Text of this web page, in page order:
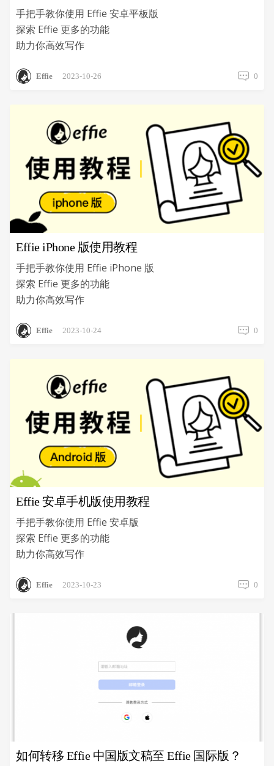
手把手教你使用 Effie 安卓平板版
探索 Effie 更多的功能
助力你高效写作
Effie 2023-10-26 0
Effie iPhone 版使用教程
手把手教你使用 Effie iPhone 版
探索 Effie 更多的功能
助力你高效写作
Effie 2023-10-24 0
Effie 安卓手机版使用教程
手把手教你使用 Effie 安卓版
探索 Effie 更多的功能
助力你高效写作
Effie 2023-10-23 0
如何转移 Effie 中国版文稿至 Effie 国际版？